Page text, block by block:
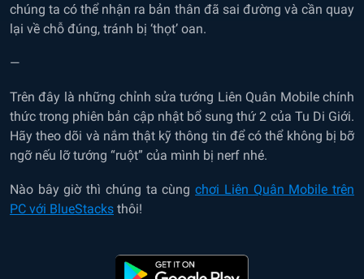
chúng ta có thể nhận ra bản thân đã sai đường và cần quay
lại về chỗ đúng, tránh bị ‘thọt’ oan.
—
Trên đây là những chỉnh sửa tướng Liên Quân Mobile chính
thức trong phiên bản cập nhật bổ sung thứ 2 của Tu Di Giới.
Hãy theo dõi và nắm thật kỹ thông tin để có thể không bị bỡ
ngỡ nếu lỡ tướng “ruột” của mình bị nerf nhé.
Nào bây giờ thì chúng ta cùngchơi Liên Quân Mobile trên
PC với BlueStacks thôi!